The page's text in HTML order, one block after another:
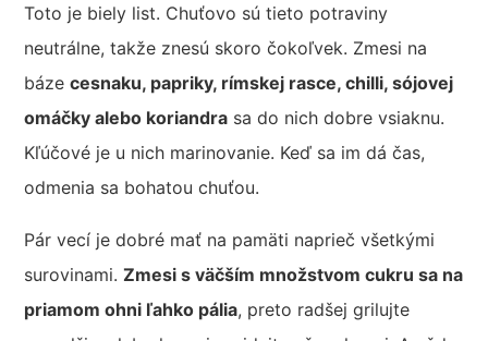
Toto je biely list. Chuťovo sú tieto potraviny
neutrálne, takže znesú skoro čokoľvek. Zmesi na
bázecesnaku, papriky, rímskej rasce, chilli, sójovej
omáčky alebo koriandra sa do nich dobre vsiaknu.
Kľúčové je u nich marinovanie. Keď sa im dá čas,
odmenia sa bohatou chuťou.
Pár vecí je dobré mať na pamäti naprieč všetkými
surovinami.Zmesi s väčším množstvom cukru sa na
priamom ohni ľahko pália, preto radšej grilujte